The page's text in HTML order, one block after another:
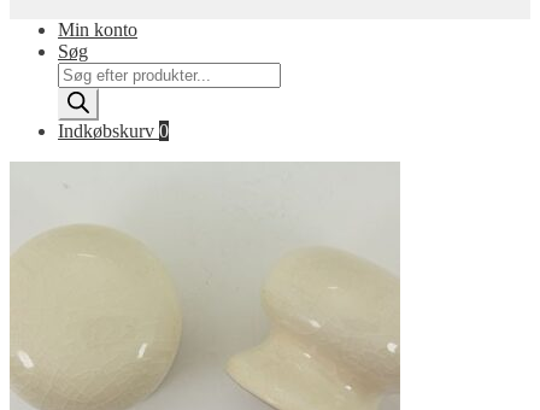
Min konto
Søg
Products
search
Indkøbskurv 0